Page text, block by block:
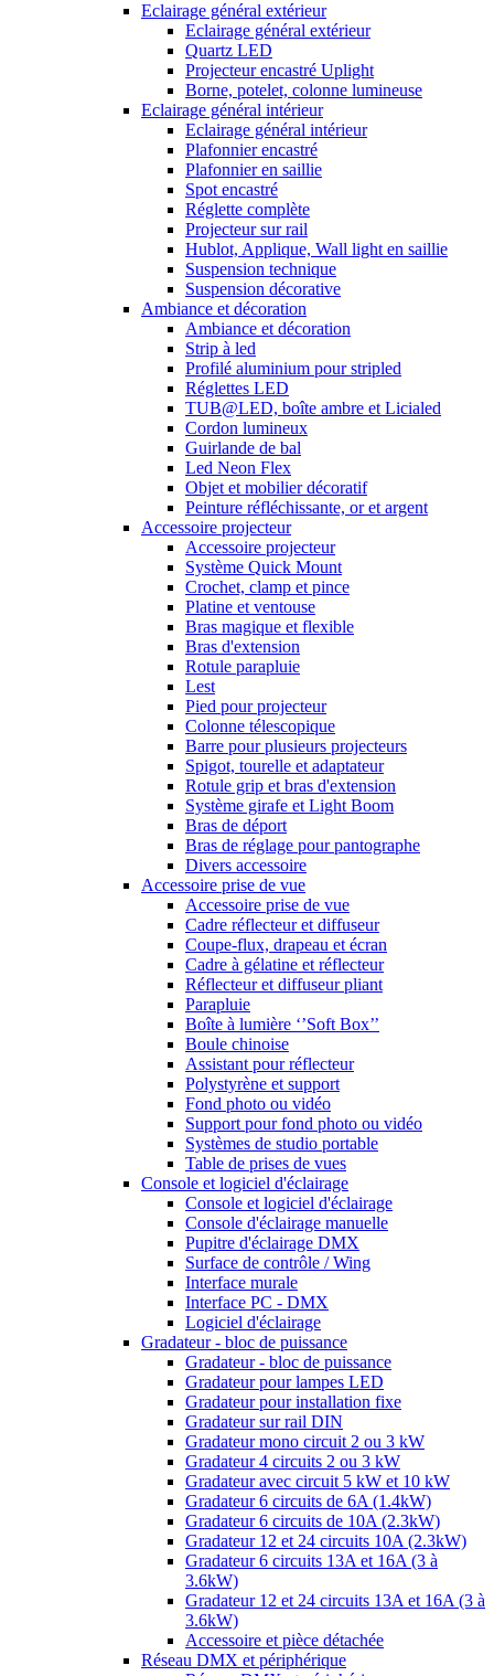
Eclairage général extérieur
Eclairage général extérieur
Quartz LED
Projecteur encastré Uplight
Borne, potelet, colonne lumineuse
Eclairage général intérieur
Eclairage général intérieur
Plafonnier encastré
Plafonnier en saillie
Spot encastré
Réglette complète
Projecteur sur rail
Hublot, Applique, Wall light en saillie
Suspension technique
Suspension décorative
Ambiance et décoration
Ambiance et décoration
Strip à led
Profilé aluminium pour stripled
Réglettes LED
TUB@LED, boîte ambre et Licialed
Cordon lumineux
Guirlande de bal
Led Neon Flex
Objet et mobilier décoratif
Peinture réfléchissante, or et argent
Accessoire projecteur
Accessoire projecteur
Système Quick Mount
Crochet, clamp et pince
Platine et ventouse
Bras magique et flexible
Bras d'extension
Rotule parapluie
Lest
Pied pour projecteur
Colonne télescopique
Barre pour plusieurs projecteurs
Spigot, tourelle et adaptateur
Rotule grip et bras d'extension
Système girafe et Light Boom
Bras de déport
Bras de réglage pour pantographe
Divers accessoire
Accessoire prise de vue
Accessoire prise de vue
Cadre réflecteur et diffuseur
Coupe-flux, drapeau et écran
Cadre à gélatine et réflecteur
Réflecteur et diffuseur pliant
Parapluie
Boîte à lumière ‘’Soft Box’’
Boule chinoise
Assistant pour réflecteur
Polystyrène et support
Fond photo ou vidéo
Support pour fond photo ou vidéo
Systèmes de studio portable
Table de prises de vues
Console et logiciel d'éclairage
Console et logiciel d'éclairage
Console d'éclairage manuelle
Pupitre d'éclairage DMX
Surface de contrôle / Wing
Interface murale
Interface PC - DMX
Logiciel d'éclairage
Gradateur - bloc de puissance
Gradateur - bloc de puissance
Gradateur pour lampes LED
Gradateur pour installation fixe
Gradateur sur rail DIN
Gradateur mono circuit 2 ou 3 kW
Gradateur 4 circuits 2 ou 3 kW
Gradateur avec circuit 5 kW et 10 kW
Gradateur 6 circuits de 6A (1.4kW)
Gradateur 6 circuits de 10A (2.3kW)
Gradateur 12 et 24 circuits 10A (2.3kW)
Gradateur 6 circuits 13A et 16A (3 à
3.6kW)
Gradateur 12 et 24 circuits 13A et 16A (3 à
3.6kW)
Accessoire et pièce détachée
Réseau DMX et périphérique